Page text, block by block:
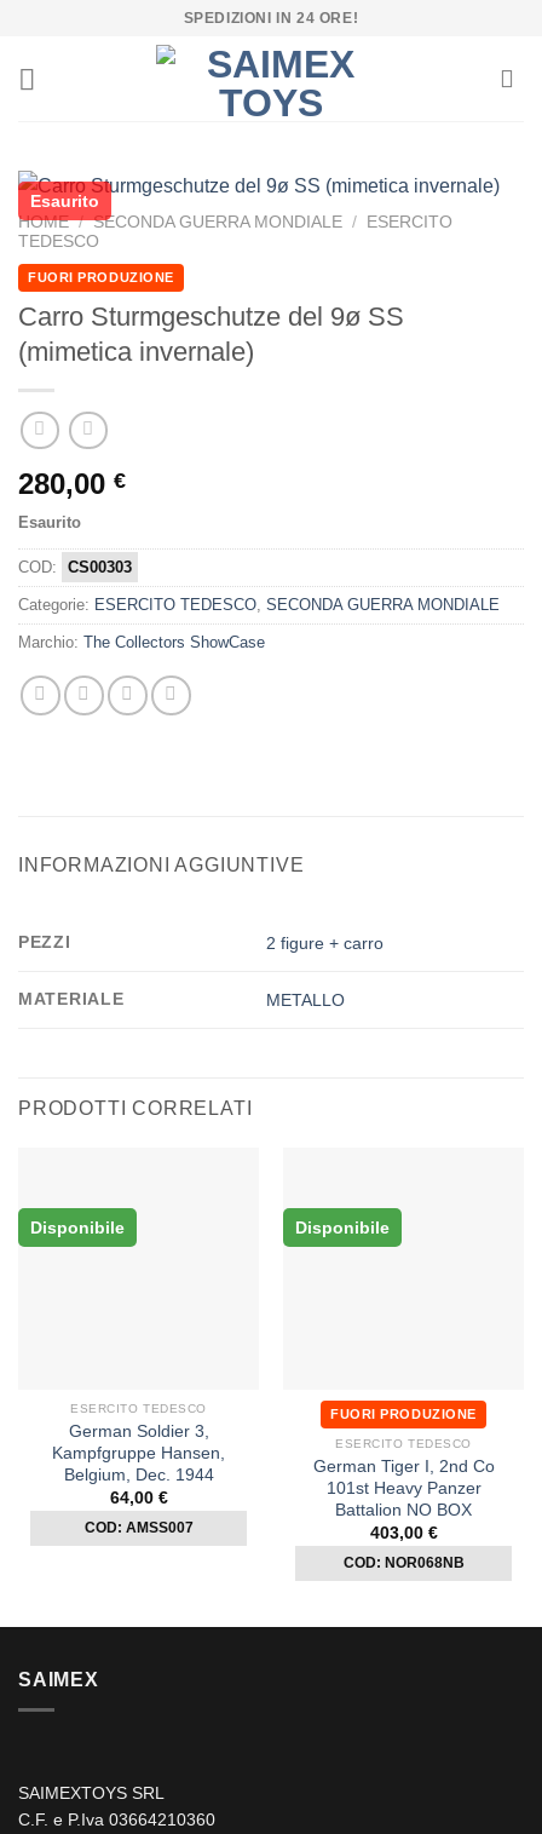
contenuti
SPEDIZIONI IN 24 ORE!
Esaurito
HOME / SECONDA GUERRA MONDIALE /
ESERCITO
TEDESCO
FUORI PRODUZIONE
Carro Sturmgeschutze del 9ø SS
(mimetica invernale)
280,00 €
Esaurito
COD: CS00303
Categorie: ESERCITO TEDESCO SECONDA GUERRA MONDIALE
Marchio: The Collectors ShowCase
INFORMAZIONI AGGIUNTIVE
PEZZI 2 figure + carro
MATERIALE METALLO
PRODOTTI CORRELATI
Disponibile
ESERCITO TEDESCO
German Soldier 3,
Kampfgruppe Hansen,
Belgium, Dec. 1944
64,00 €
COD: AMSS007
Disponibile
FUORI PRODUZIONE
ESERCITO TEDESCO
German Tiger I, 2nd Co
101st Heavy Panzer
Battalion NO BOX
403,00 €
COD: NOR068NB
SAIMEX
SAIMEXTOYS SRL
C.F. e P.Iva 03664210360